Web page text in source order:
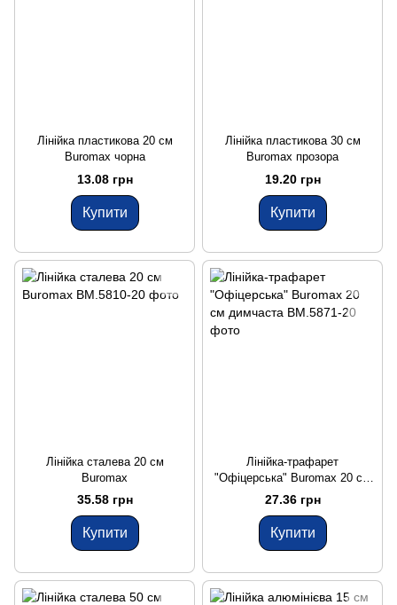
Лінійка пластикова 20 см
Buromax чорна
13.08 грн
Купити
Лінійка пластикова 30 см
Buromax прозора
19.20 грн
Купити
Лінійка сталева 20 см
Buromax
35.58 грн
Купити
Лінійка-трафарет
"Офіцерська" Buromax 20 см
димчаста
27.36 грн
Купити